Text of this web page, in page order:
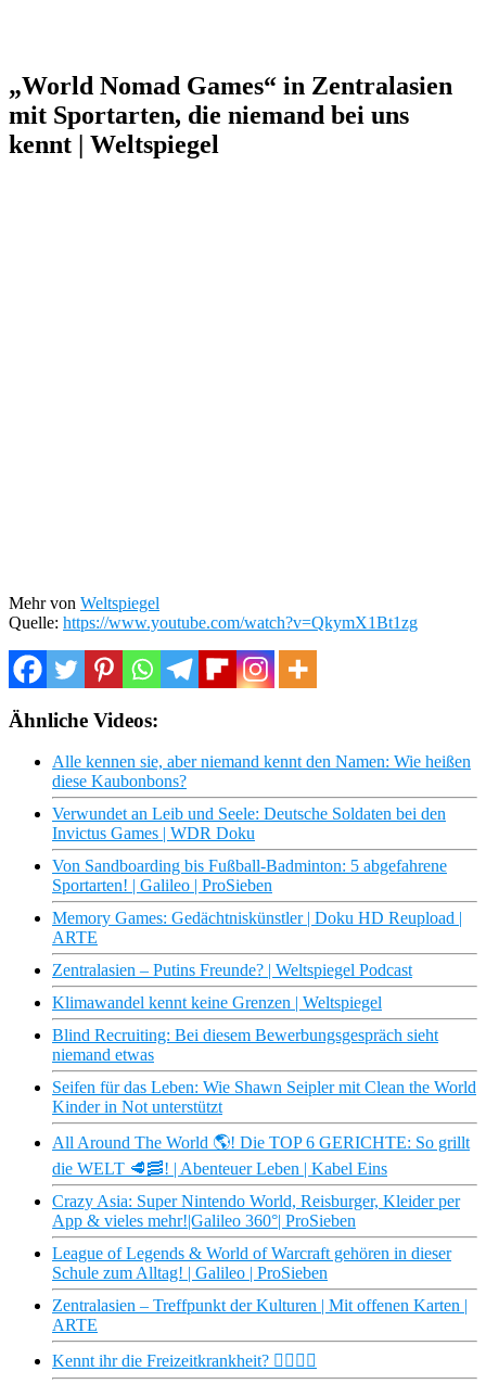
„World Nomad Games“ in Zentralasien
mit Sportarten, die niemand bei uns
kennt | Weltspiegel
Mehr von Weltspiegel
Quelle: https://www.youtube.com/watch?v=QkymX1Bt1zg
Ähnliche Videos:
Alle kennen sie, aber niemand kennt den Namen: Wie heißen
diese Kaubonbons?
Verwundet an Leib und Seele: Deutsche Soldaten bei den
Invictus Games | WDR Doku
Von Sandboarding bis Fußball-Badminton: 5 abgefahrene
Sportarten! | Galileo | ProSieben
Memory Games: Gedächtniskünstler | Doku HD Reupload |
ARTE
Zentralasien – Putins Freunde? | Weltspiegel Podcast
Klimawandel kennt keine Grenzen | Weltspiegel
Blind Recruiting: Bei diesem Bewerbungsgespräch sieht
niemand etwas
Seifen für das Leben: Wie Shawn Seipler mit Clean the World
Kinder in Not unterstützt
All Around The World 🌎​! Die TOP 6 GERICHTE: So grillt
die WELT 🥩​🥓​! | Abenteuer Leben | Kabel Eins
Crazy Asia: Super Nintendo World, Reisburger, Kleider per
App & vieles mehr!|Galileo 360°| ProSieben
League of Legends & World of Warcraft gehören in dieser
Schule zum Alltag! | Galileo | ProSieben
Zentralasien – Treffpunkt der Kulturen | Mit offenen Karten |
ARTE
Kennt ihr die Freizeitkrankheit? 🙇‍♂️🙇‍♀️